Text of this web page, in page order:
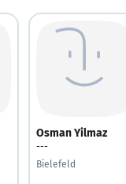
Osman Yilmaz
---
Bielefeld